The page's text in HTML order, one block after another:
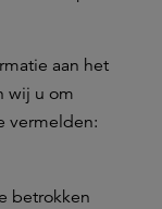
aan het
wij u om
vermelden:
betrokken